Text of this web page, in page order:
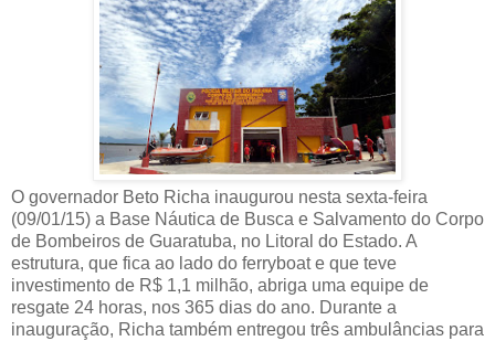
O governador Beto Richa inaugurou nesta sexta-feira
(09/01/15) a Base Náutica de Busca e Salvamento do Corpo
de Bombeiros de Guaratuba, no Litoral do Estado. A
estrutura, que fica ao lado do ferryboat e que teve
investimento de R$ 1,1 milhão, abriga uma equipe de
resgate 24 horas, nos 365 dias do ano. Durante a
inauguração, Richa também entregou três ambulâncias para